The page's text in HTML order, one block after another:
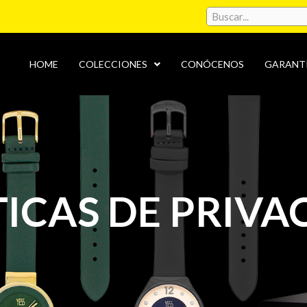
HOME COLECCIONES CONÓCENOS
DE